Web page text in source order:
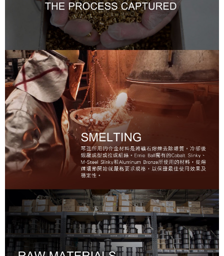
權轉讓予恩沛科技股份有限公司。
２．關於個人資料處理事宜，請瀏覽以下網址：
https://aftee.tw/terms/#terms3
３．未成年的使用者請事先徵得法定代理人或監護人之同意方可使用
「AFTEE先享後付」，若未經同意申辦者引起之損失，本公司不負相關責
任。
４．使用「AFTEE先享後付」時，將依據個別帳號之用戶狀況，依本公司即
時審查核予不同之上限額度；若仍有額度不足之情形，本公司將視審查結果
請求用戶進行身份認證。
５．嚴禁一人註冊多個帳號或使用他人資訊註冊。若發現惡意使用之情形，
恩沛科技股份有限公司將有權停止該用戶之使用額度並採取法律行動。
每筆NT$80，滿NT$899(含以上)免運費
宅配 - 離島
每筆NT$80，滿NT$899(含以上)免運費
付款後門市自取
免運費
國家/地區配送 查看運費